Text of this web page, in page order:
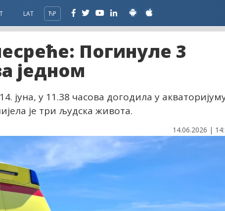
LAT ЋР
Погинуле 3
једном
јуна, у 11.38 часова догодила у
је три људска живота.
14.06.2026 |